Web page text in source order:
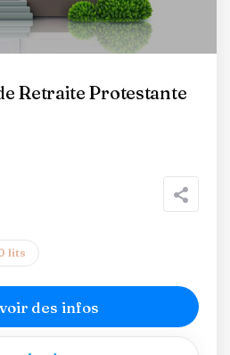
Retraite Protestante
lits
des infos